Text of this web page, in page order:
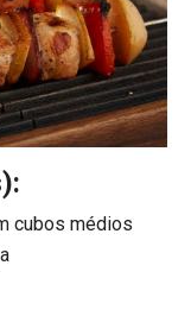
cubos médios